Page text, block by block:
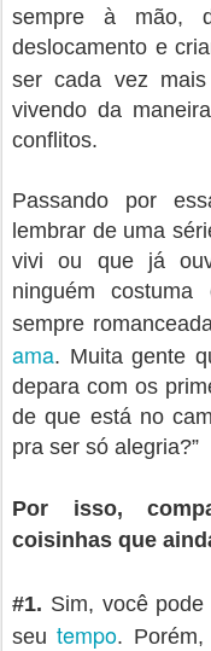
sempre à mão,
deslocamento e
ser cada vez
vivendo da
conflitos.
Passando por
lembrar de uma
vivi ou que já
ninguém costuma
sempre
ama. Muita gente
depara com os
de que está no
pra ser só alegria?”
Por isso,
coisinhas que
#1. Sim, você
seutempo.